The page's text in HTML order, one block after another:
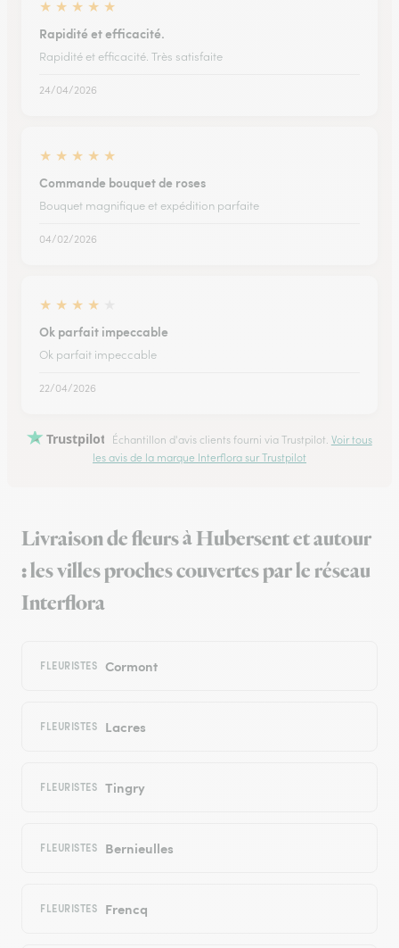
★ ★ ★ ★ ★
Rapidité et efficacité.
Rapidité et efficacité. Très satisfaite
24/04/2026
★ ★ ★ ★ ★
Commande bouquet de roses
Bouquet magnifique et expédition parfaite
04/02/2026
★ ★ ★ ★
Ok parfait impeccable
Ok parfait impeccable
22/04/2026
Trustpilot Échantillon d'avis clients fourni via Trustpilot. Voir tous
les avis de la marque Interflora sur Trustpilot
Livraison de fleurs à Hubersent et autour
: les villes proches couvertes par le réseau
Interflora
FLEURISTES Cormont
FLEURISTES Lacres
FLEURISTES Tingry
FLEURISTES Bernieulles
FLEURISTES Frencq